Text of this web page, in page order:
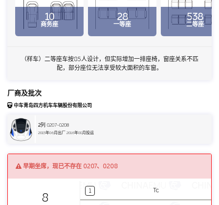
10
商务座
28
一等座
538
二等座
（样车）二等座车按85人设计，但实际增加一排座椅，窗座关系不匹
配，部分座位无法享受较大面积的车窗。
厂商及批次
中车青岛四方机车车辆股份有限公司
2列 0207~0208
2015年06月出厂 2016年08月投运
早期坐席，现已不存在 0207、0208
8 1 Tc